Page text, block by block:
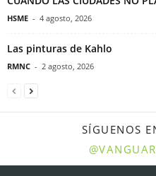
HSME - 4 agosto, 2026
Las pinturas de Kahlo
RMNC - 2 agosto, 2026
SÍGUENOS